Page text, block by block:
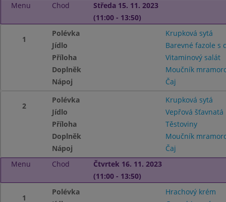
Menu
Chod
Středa 15. 11. 2023
(11:00 - 13:50)
1
Polévka
Krupková sytá
Jídlo
Barevné fazole s
Příloha
Vitaminový salát
Doplněk
Moučník
Nápoj
Čaj
2
Polévka
Krupková sytá
Jídlo
Vepřová šťavnatá
Příloha
Těstoviny
Doplněk
Moučník
Nápoj
Čaj
Menu
Chod
Čtvrtek 16. 11. 2023
(11:00 - 13:50)
1
Polévka
Hrachový krém